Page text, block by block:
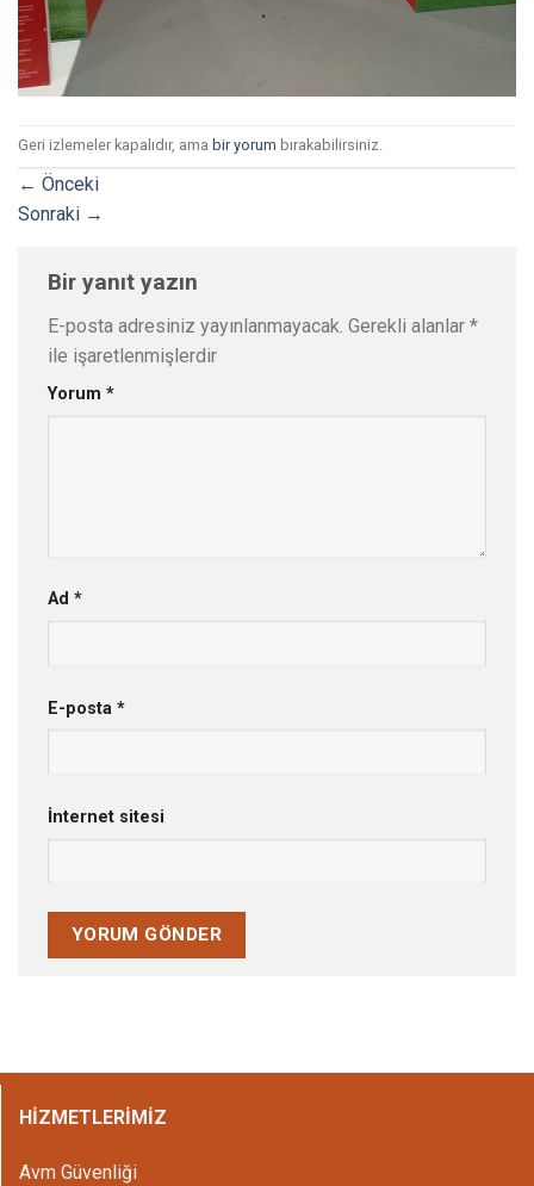
Geri izlemeler kapalıdır, ama bir yorum bırakabilirsiniz.
← Önceki
Sonraki →
Bir yanıt yazın
E-posta adresiniz yayınlanmayacak. Gerekli alanlar *
ile işaretlenmişlerdir
Yorum *
Ad *
E-posta *
İnternet sitesi
HİZMETLERİMİZ
Avm Güvenliği